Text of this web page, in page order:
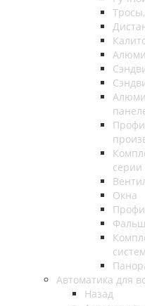
серии
Окна
Автоматика для
Назад